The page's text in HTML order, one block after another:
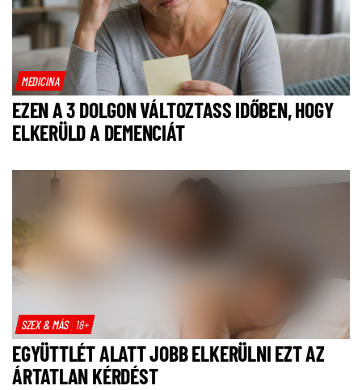
MEDICINA
EZEN A 3 DOLGON VÁLTOZTASS IDŐBEN, HOGY
ELKERÜLD A DEMENCIÁT
SZEX & MÁS 18+
EGYÜTTLÉT ALATT JOBB ELKERÜLNI EZT AZ
ÁRTATLAN KÉRDÉST